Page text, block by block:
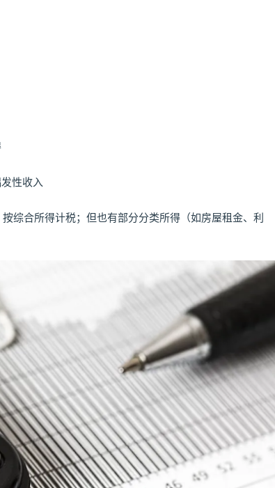
性收入
综合所得计税；但也有部分分类所得（如房屋租金、利